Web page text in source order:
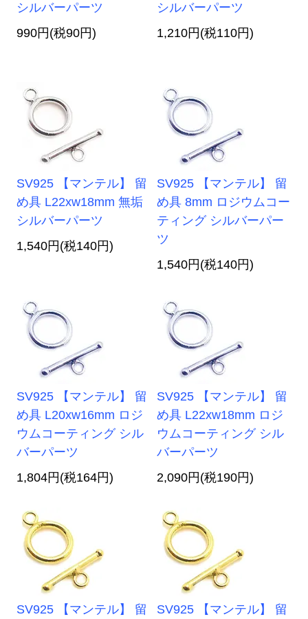
シルバーパーツ
990円(税90円)
シルバーパーツ
1,210円(税110円)
SV925 【マンテル】 留
め具 L22xw18mm 無垢
シルバーパーツ
1,540円(税140円)
SV925 【マンテル】 留
め具 8mm ロジウムコー
ティング シルバーパー
ツ
1,540円(税140円)
SV925 【マンテル】 留
め具 L20xw16mm ロジ
ウムコーティング シル
バーパーツ
1,804円(税164円)
SV925 【マンテル】 留
め具 L22xw18mm ロジ
ウムコーティング シル
バーパーツ
2,090円(税190円)
SV925 【マンテル】 留 SV925 【マンテル】 留